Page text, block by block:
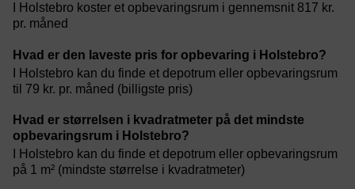
I Holstebro koster et opbevaringsrum i gennemsnit 817 kr.
pr. måned
Hvad er den laveste pris for opbevaring i Holstebro?
I Holstebro kan du finde et depotrum eller opbevaringsrum
til 79 kr. pr. måned (billigste pris)
Hvad er størrelsen i kvadratmeter på det mindste
opbevaringsrum i Holstebro?
I Holstebro kan du finde et depotrum eller opbevaringsrum
på 1 m² (mindste størrelse i kvadratmeter)